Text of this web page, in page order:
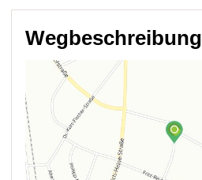
Wegbeschreibung